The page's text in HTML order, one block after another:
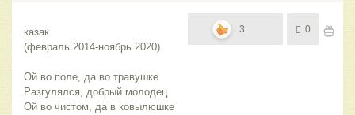
казак
(февраль 2014-ноябрь 2020)
Ой во поле, да во травушке
Разгулялся, добрый молодец
Ой во чистом, да в ковылюшке
3 0